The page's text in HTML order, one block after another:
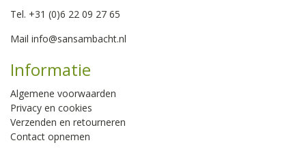
Tel. +31 (0)6 22 09 27 65
Mail info@sansambacht.nl
Informatie
Algemene voorwaarden
Privacy en cookies
Verzenden en retourneren
Contact opnemen